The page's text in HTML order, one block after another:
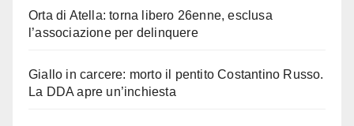
Orta di Atella: torna libero 26enne, esclusa
l’associazione per delinquere
Giallo in carcere: morto il pentito Costantino Russo.
La DDA apre un’inchiesta